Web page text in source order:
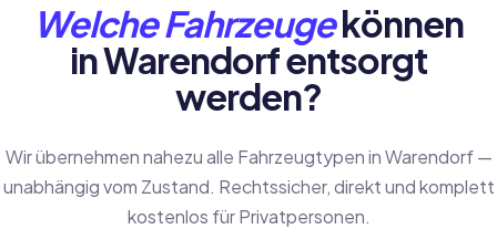
Welche Fahrzeugekönnen
in Warendorf entsorgt
werden?
Wir übernehmen nahezu alle Fahrzeugtypen in Warendorf —
unabhängig vom Zustand. Rechtssicher, direkt und komplett
kostenlos für Privatpersonen.